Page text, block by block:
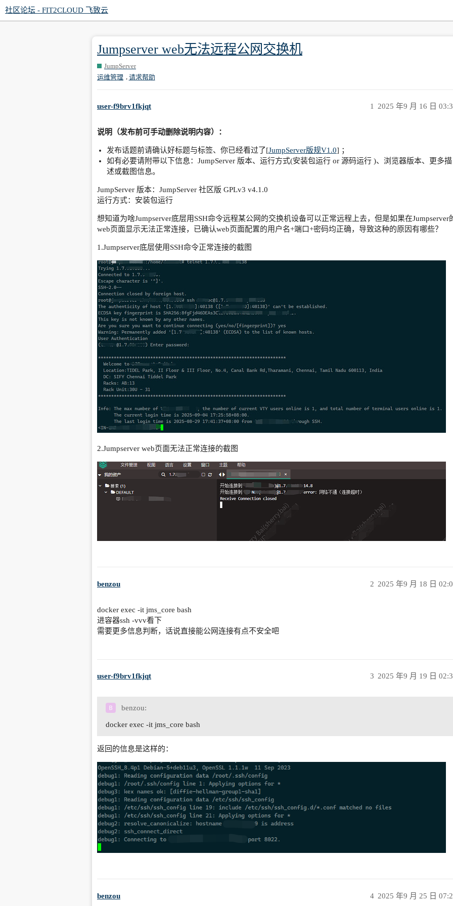
社区论坛 - FIT2CLOUD 飞致云
Jumpserver web无法远程公网交换机
JumpServer
运维管理
请求帮助
user-f9brv1fkjqt 2025 年9 月 16 日
1
说明（发布前可手动删除说明内容）：
发布话题前请确认好标题与标签、你已经看过了[JumpServer版规V1.0] ；
如有必要请附带以下信息：JumpServer 版本、运行方式(安装包运行 or 源码运行 )、浏览器版本、更多描
述或截图信息。
JumpServer 版本：JumpServer 社区版 GPLv3 v4.1.0
运行方式：安装包运行
想知道为啥Jumpserver底层用SSH命令远程某公网的交换机设备可以正常远程上去，但是如果在Jumpserver
web页面显示无法正常连接，已确认web页面配置的用户名+端口+密码均正确，导致这种的原因有哪些？
1.Jumpserver底层使用SSH命令正常连接的截图
2.Jumpserver web页面无法正常连接的截图
benzou 2025 年9 月 18 日
2
docker exec -it jms_core bash
进容器ssh -vvv看下
需要更多信息判断，话说直接能公网连接有点不安全吧
user-f9brv1fkjqt 2025 年9 月 19 日
3
benzou:
docker exec -it jms_core bash
返回的信息是这样的：
benzou 2025 年9 月 25 日
4